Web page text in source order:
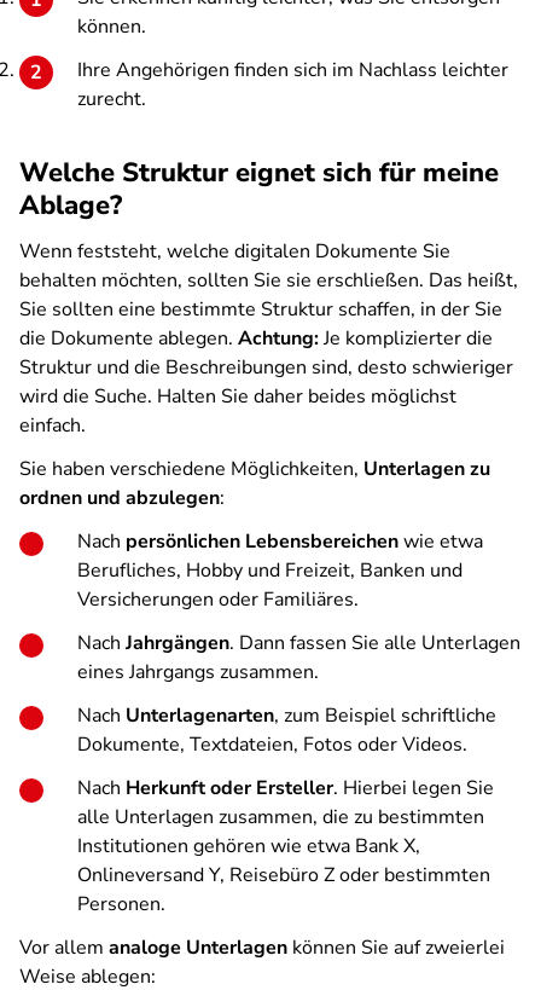
können.
Ihre Angehörigen finden sich im Nachlass leichter
zurecht.
Welche Struktur eignet sich für meine
Ablage?
Wenn feststeht, welche digitalen Dokumente Sie
behalten möchten, sollten Sie sie erschließen. Das heißt,
Sie sollten eine bestimmte Struktur schaffen, in der Sie
die Dokumente ablegen. Achtung:Je komplizierter die
Struktur und die Beschreibungen sind, desto schwieriger
wird die Suche. Halten Sie daher beides möglichst
einfach.
Sie haben verschiedene Möglichkeiten, Unterlagen zu
ordnen und abzulegen:
Nach persönlichen Lebensbereichenwie etwa
Berufliches, Hobby und Freizeit, Banken und
Versicherungen oder Familiäres.
Nach Jahrgängen. Dann fassen Sie alle Unterlagen
eines Jahrgangs zusammen.
Nach Unterlagenarten, zum Beispiel schriftliche
Dokumente, Textdateien, Fotos oder Videos.
Nach Herkunft oder Ersteller. Hierbei legen Sie
alle Unterlagen zusammen, die zu bestimmten
Institutionen gehören wie etwa Bank X,
Onlineversand Y, Reisebüro Z oder bestimmten
Personen.
Vor allem analoge Unterlagen können Sie auf zweierlei
Weise ablegen: